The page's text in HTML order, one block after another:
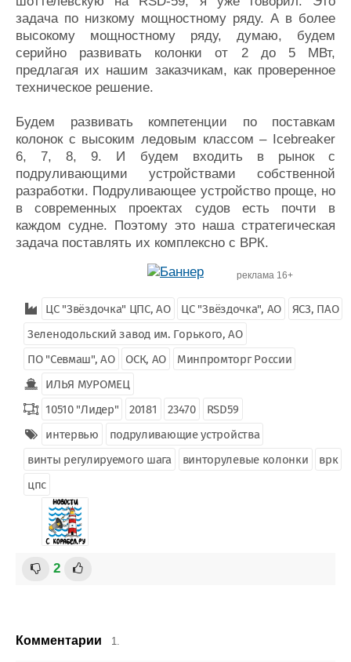
задача по низкому мощностному ряду. А в более
высокому мощностному ряду, думаю, будем
серийно развивать колонки от 2 до 5 МВт,
предлагая их нашим заказчикам, как проверенное
техническое решение.
Будем развивать компетенции по поставкам
колонок с высоким ледовым классом – Icebreaker
6, 7, 8, 9. И будем входить в рынок с
подруливающими устройствами собственной
разработки. Подруливающее устройство проще, но
в современных проектах судов есть почти в
каждом судне. Поэтому это наша стратегическая
задача поставлять их комплексно с ВРК.
реклама 16+
ЦС "Звёздочка" ЦПС, АО ЦС "Звёздочка", АО
ЯСЗ, ПАО
Зеленодольский завод им. Горького, АО
ПО "Севмаш", АО
ОСК, АО
Минпромторг России
ИЛЬЯ МУРОМЕЦ
10510 "Лидер"
20181 23470
RSD59
интервью
подруливающие устройства
винты регулируемого шага
винторулевые колонки
врк
цпс
2
Комментарии 1.